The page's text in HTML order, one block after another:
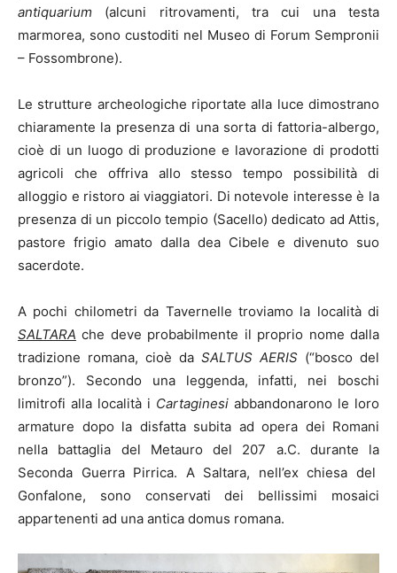
antiquarium (alcuni ritrovamenti, tra cui una testa
marmorea, sono custoditi nel Museo di Forum Sempronii
– Fossombrone).
Le strutture archeologiche riportate alla luce dimostrano
chiaramente la presenza di una sorta di fattoria-albergo,
cioè di un luogo di produzione e lavorazione di prodotti
agricoli che offriva allo stesso tempo possibilità di
alloggio e ristoro ai viaggiatori. Di notevole interesse è la
presenza di un piccolo tempio (Sacello) dedicato ad Attis,
pastore frigio amato dalla dea Cibele e divenuto suo
sacerdote.
A pochi chilometri da Tavernelle troviamo la località di
SALTARA che deve probabilmente il proprio nome dalla
tradizione romana, cioè da SALTUS AERIS (“bosco del
bronzo”). Secondo una leggenda, infatti, nei boschi
limitrofi alla località i Cartaginesi abbandonarono le loro
armature dopo la disfatta subita ad opera dei Romani
nella battaglia del Metauro del 207 a.C. durante la
Seconda Guerra Pirrica. A Saltara, nell’ex chiesa del
Gonfalone, sono conservati dei bellissimi mosaici
appartenenti ad una antica domus romana.